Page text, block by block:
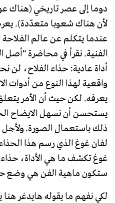
دوما إلى عصر تاريخي (هناك
لأن هناك شعوبا متعدّدة).
عندما يتكلم عن عالم
الفنية. نقرأ في محاضرة "أصل
أداة عادية: حذاء الفلاح، لن
واقعية لهذا النوع من
يعرفه. لكن حيث أن الأمر
يستحسن أن نسهل الايضاح
ذلك باستعمال الصورة.
لفان غوغ الذي رسم هذا
غوغ تكشف ما هي الأداة، حذاء
ستكون ماهية الفن هي وضع
لكي نفهم ما يقوله هايدغر